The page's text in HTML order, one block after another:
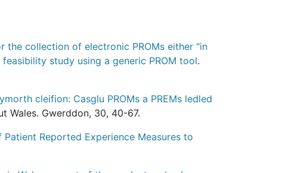
the collection of electronic PROMs either "in
study using a generic PROM tool.
cleifion: Casglu PROMs a PREMs ledled
Wales. Gwerddon, 30, 40-67.
Reported Experience Measures to